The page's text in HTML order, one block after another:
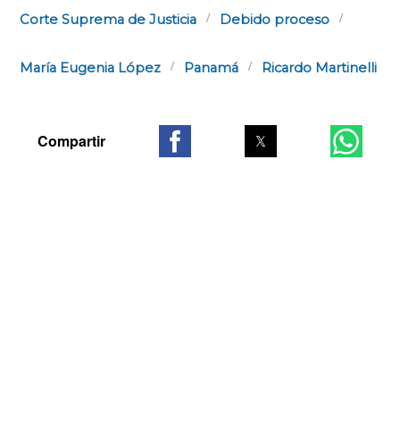
Corte Suprema de Justicia Debido proceso
María Eugenia López Panamá Ricardo Martinelli